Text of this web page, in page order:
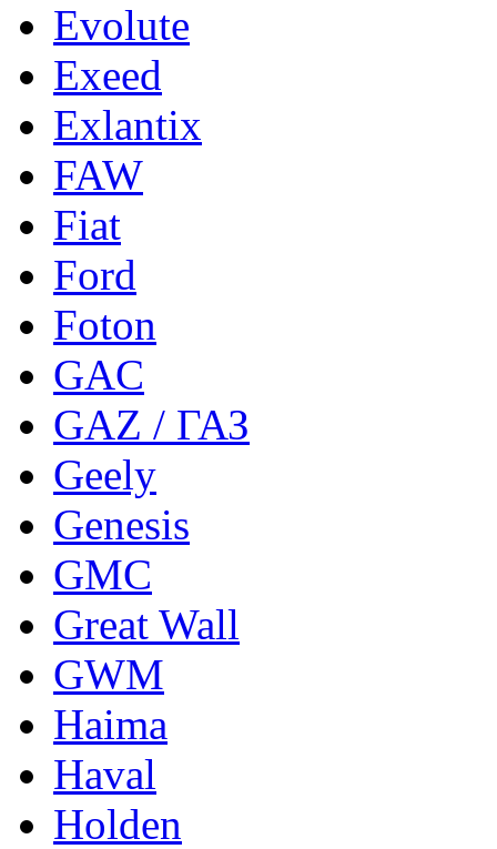
Evolute
Exeed
Exlantix
FAW
Fiat
Ford
Foton
GAC
GAZ / ГАЗ
Geely
Genesis
GMC
Great Wall
GWM
Haima
Haval
Holden